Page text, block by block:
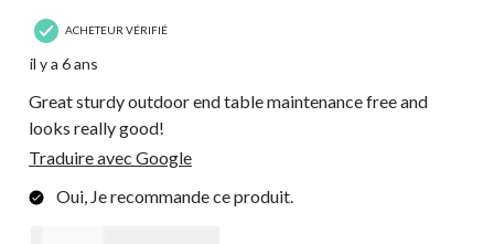
ACHETEUR VÉRIFIÉ
il y a 6 ans
Great sturdy outdoor end table maintenance free and
looks really good!
Traduire avec Google
Oui, Je recommande ce produit.